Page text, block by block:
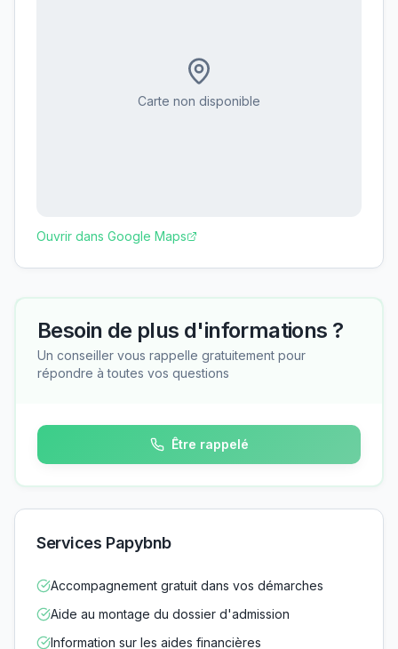
Carte non disponible
Ouvrir dans Google Maps
Besoin de plus d'informations ?
Un conseiller vous rappelle gratuitement pour
répondre à toutes vos questions
Être rappelé
Services Papybnb
Accompagnement gratuit dans vos démarches
Aide au montage du dossier d'admission
Information sur les aides financières